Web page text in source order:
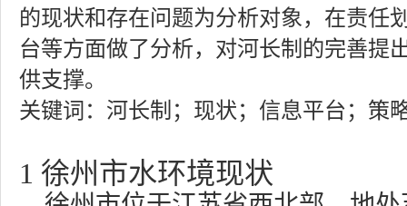
的现状和存在问题为分析对象，在责任
台等方面做了分析，对河长制的完善提
供支撑。
关键词： 河长制；现状；信息平台；策
1 徐州市水环境现状